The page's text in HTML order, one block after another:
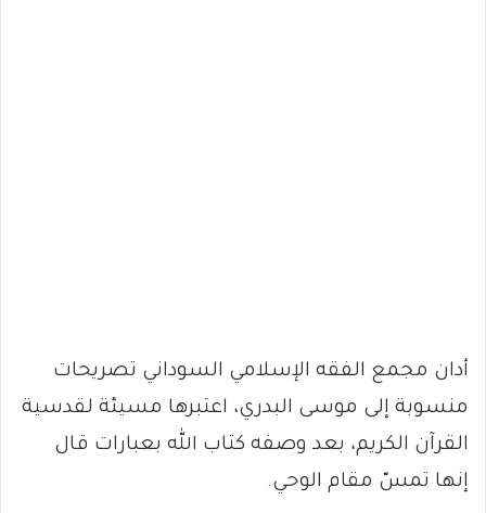
أدان مجمع الفقه الإسلامي السوداني تصريحات
منسوبة إلى موسى البدري، اعتبرها مسيئة لقدسية
القرآن الكريم، بعد وصفه كتاب الله بعبارات قال
إنها تمسّ مقام الوحي.